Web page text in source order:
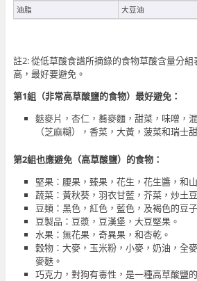
油脂
大豆油
註2: 從低草酸食譜所摘錄的食物草酸含量分
高，最好要避免。
第1組（非常高草酸鹽的食物）最好避免：
麩麥片，杏仁，蕎麥麵，甜菜，味噌，
（芝麻糊），香菜，大黃，菠菜和瑞士
第2組也應避免（高草酸鹽）的食物：
堅果：腰果，臻果，花生，花生醬，和
蔬菜：黃秋葵，羽衣甘藍，芥菜，炒土
豆類：黑色，紅色，藍色，及褐色的豆
豆製品：豆漿，豆漢堡，大豆堅果。
水果：無花果，奇異果，和杏乾。
穀物：大麥，玉米粉，小麥，奶油，全
麥麩。
巧克力，對狗有毒性，是一種高草酸鹽